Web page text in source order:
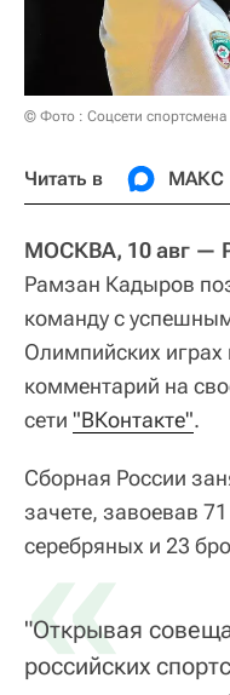
© Фото : Соцсети спортсмена
Читать в МАКС
МОСКВА, 10 авг —
Рамзан Кадыров
команду с
Олимпийских играх
комментарий на
сети "ВКонтакте".
Сборная России
зачете, завоевав
серебряных и 23
«
"Открывая
российских